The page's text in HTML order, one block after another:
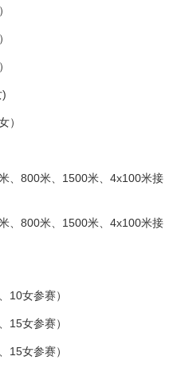
)
）
、800米、1500米、4x100米接
、800米、1500米、4x100米接
10女参赛）
15女参赛）
15女参赛）